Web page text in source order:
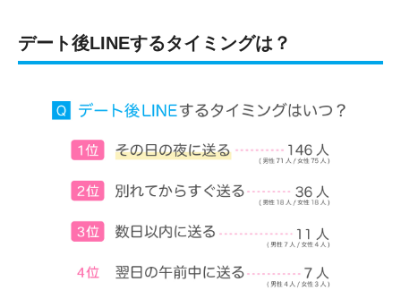
デート後LINEするタイミングは？